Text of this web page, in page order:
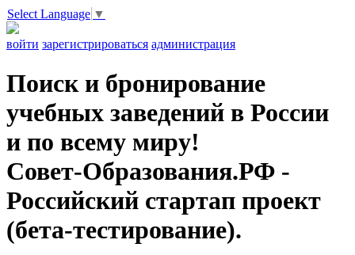
Select Language ▼
войти зарегистрироваться администрация
Поиск и бронирование
учебных заведений в России
и по всему миру!
Совет-Образования.РФ -
Российский стартап проект
(бета-тестирование).